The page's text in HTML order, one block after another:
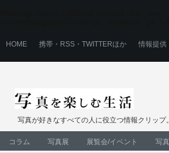
HOME 携帯・RSS・TWITTERほか 情報提供
写真が好きなすべての人に役立つ情報クリッ
コラム 写真展 展覧会/イベント 写